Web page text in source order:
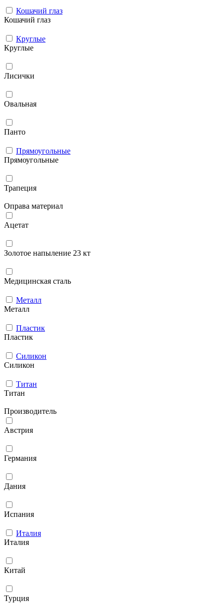
Кошачий глаз
Кошачий глаз
Круглые
Круглые
Лисички
Овальная
Панто
Прямоугольные
Прямоугольные
Трапеция
Оправа материал
Ацетат
Золотое напыление 23 кт
Медицинская сталь
Металл
Металл
Пластик
Пластик
Силикон
Силикон
Титан
Титан
Производитель
Австрия
Германия
Дания
Испания
Италия
Италия
Китай
Турция